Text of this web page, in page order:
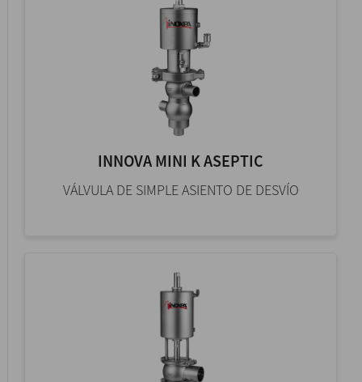
INNOVA MINI K ASEPTIC
VÁLVULA DE SIMPLE ASIENTO DE DESVÍO